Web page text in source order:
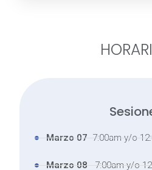
Marzo 07- 7:00am y/o
Marzo 08- 7:00am y/o